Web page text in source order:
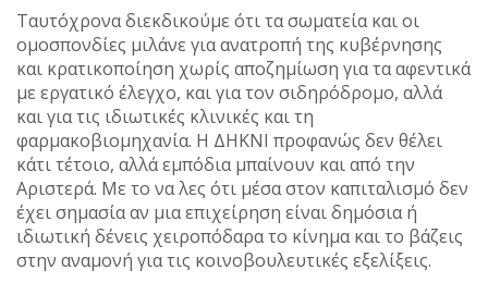
Ταυτόχρονα διεκδικούμε ότι τα σωματεία και οι
ομοσπονδίες μιλάνε για ανατροπή της κυβέρνησης
και κρατικοποίηση χωρίς αποζημίωση για τα αφεντικά
με εργατικό έλεγχο, και για τον σιδηρόδρομο, αλλά
και για τις ιδιωτικές κλινικές και τη
φαρμακοβιομηχανία. Η ΔΗΚΝΙ προφανώς δεν θέλει
κάτι τέτοιο, αλλά εμπόδια μπαίνουν και από την
Αριστερά. Με το να λες ότι μέσα στον καπιταλισμό δεν
έχει σημασία αν μια επιχείρηση είναι δημόσια ή
ιδιωτική δένεις χειροπόδαρα το κίνημα και το βάζεις
στην αναμονή για τις κοινοβουλευτικές εξελίξεις.